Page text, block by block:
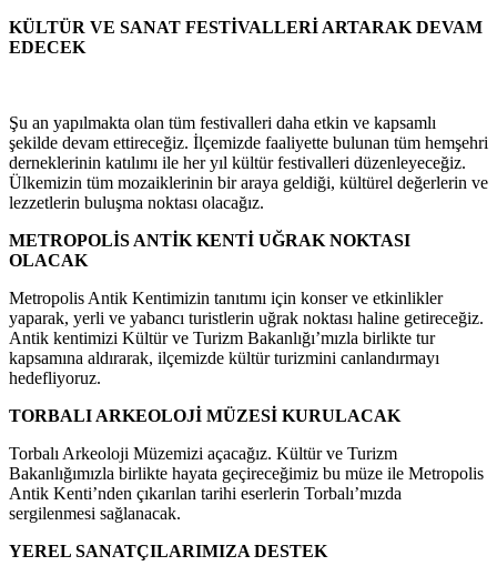
KÜLTÜR VE SANAT FESTİVALLERİ ARTARAK DEVAM
EDECEK
Şu an yapılmakta olan tüm festivalleri daha etkin ve kapsamlı
şekilde devam ettireceğiz. İlçemizde faaliyette bulunan tüm hemşehri
derneklerinin katılımı ile her yıl kültür festivalleri düzenleyeceğiz.
Ülkemizin tüm mozaiklerinin bir araya geldiği, kültürel değerlerin ve
lezzetlerin buluşma noktası olacağız.
METROPOLİS ANTİK KENTİ UĞRAK NOKTASI
OLACAK
Metropolis Antik Kentimizin tanıtımı için konser ve etkinlikler
yaparak, yerli ve yabancı turistlerin uğrak noktası haline getireceğiz.
Antik kentimizi Kültür ve Turizm Bakanlığı’mızla birlikte tur
kapsamına aldırarak, ilçemizde kültür turizmini canlandırmayı
hedefliyoruz.
TORBALI ARKEOLOJİ MÜZESİ KURULACAK
Torbalı Arkeoloji Müzemizi açacağız. Kültür ve Turizm
Bakanlığımızla birlikte hayata geçireceğimiz bu müze ile Metropolis
Antik Kenti’nden çıkarılan tarihi eserlerin Torbalı’mızda
sergilenmesi sağlanacak.
YEREL SANATÇILARIMIZA DESTEK